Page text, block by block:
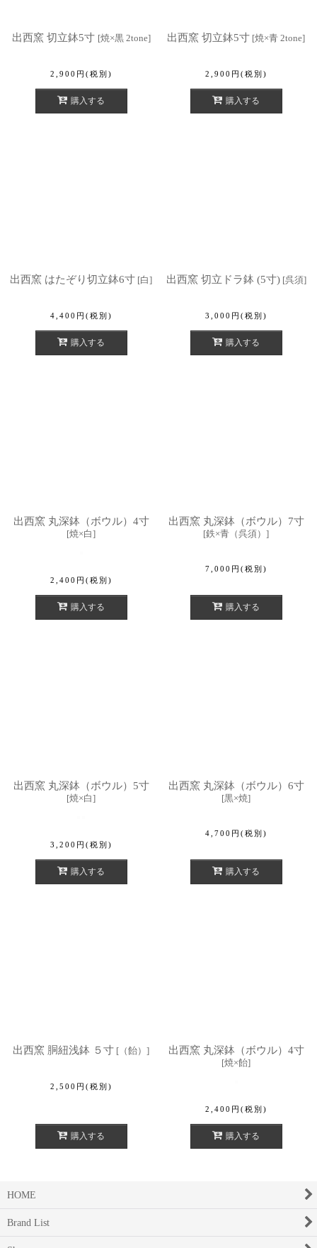
出西窯 切立鉢5寸 [焼×黒 2tone]
2,900 円 (税別)
購入する
出西窯 切立鉢5寸 [焼×青 2tone]
2,900 円 (税別)
購入する
出西窯 はたぞり切立鉢6寸 [白]
4,400 円 (税別)
購入する
出西窯 切立ドラ鉢 (5寸) [呉須]
3,000 円 (税別)
購入する
出西窯 丸深鉢（ボウル）4寸
[焼×白]
2,400 円 (税別)
購入する
出西窯 丸深鉢（ボウル）7寸
[鉄×青（呉須） ]
7,000 円 (税別)
購入する
出西窯 丸深鉢（ボウル）5寸
[焼×白]
3,200 円 (税別)
購入する
出西窯 丸深鉢（ボウル）6寸
[黒×焼]
4,700 円 (税別)
購入する
出西窯 胴紐浅鉢 ５寸 [ （飴） ]
2,500 円 (税別)
購入する
出西窯 丸深鉢（ボウル）4寸
[焼×飴]
2,400 円 (税別)
購入する
HOME
Brand List